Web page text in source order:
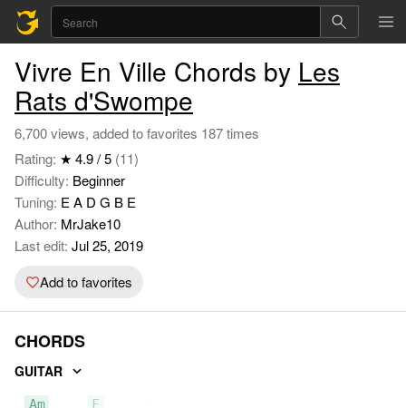
Vivre En Ville Chords by Les
Rats d'Swompe
6,700 views, added to favorites 187 times
Rating: ★ 4.9 / 5 (11)
Difficulty: Beginner
Tuning: E A D G B E
Author: MrJake10
Last edit: Jul 25, 2019
Add to favorites
CHORDS
GUITAR
Am F